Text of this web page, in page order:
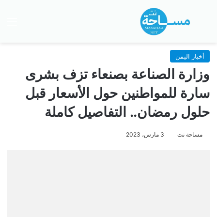
بحث عن
أخبار اليمن
وزارة الصناعة بصنعاء تزف بشرى
سارة للمواطنين حول الأسعار قبل
حلول رمضان.. التفاصيل كاملة
مساحة نت 3 مارس، 2023